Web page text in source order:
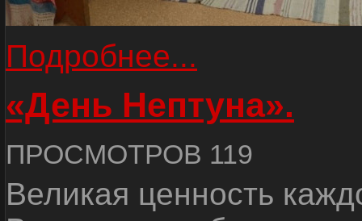
Подробнее...
«День Нептуна».
ПРОСМОТРОВ 119
Великая ценность